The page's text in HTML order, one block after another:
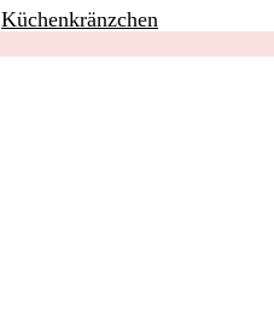
Küchenkränzchen